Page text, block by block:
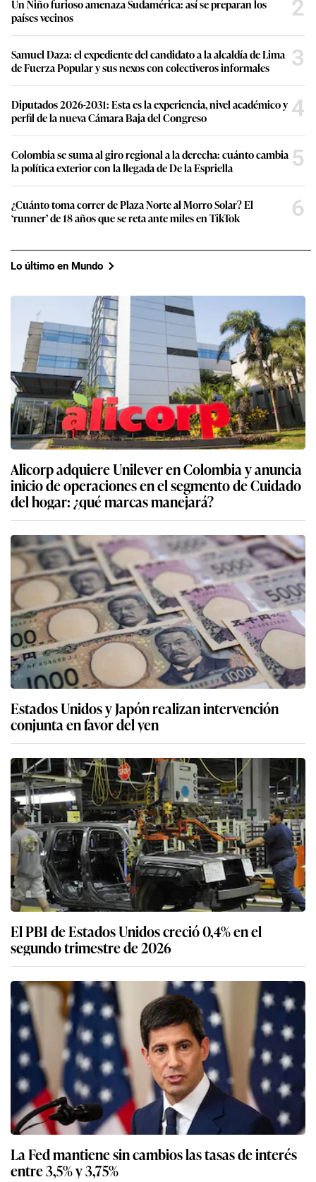
Un Niño furioso amenaza Sudamérica: así se preparan los
países vecinos
2
Samuel Daza: el expediente del candidato a la alcaldía de Lima
de Fuerza Popular y sus nexos con colectiveros informales
3
Diputados 2026-2031: Esta es la experiencia, nivel académico y
perfil de la nueva Cámara Baja del Congreso
4
Colombia se suma al giro regional a la derecha: cuánto cambia
la política exterior con la llegada de De la Espriella
5
¿Cuánto toma correr de Plaza Norte al Morro Solar? El
‘runner’ de 18 años que se reta ante miles en TikTok
6
Lo último en Mundo
Alicorp adquiere Unilever en Colombia y anuncia
inicio de operaciones en el segmento de Cuidado
del hogar: ¿qué marcas manejará?
Estados Unidos y Japón realizan intervención
conjunta en favor del yen
El PBI de Estados Unidos creció 0,4% en el
segundo trimestre de 2026
La Fed mantiene sin cambios las tasas de interés
entre 3,5% y 3,75%